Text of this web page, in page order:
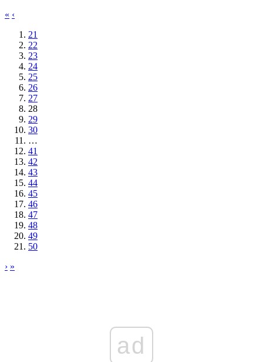
« ‹
21
22
23
24
25
26
27
28
29
30
…
41
42
43
44
45
46
47
48
49
50
› »
ad